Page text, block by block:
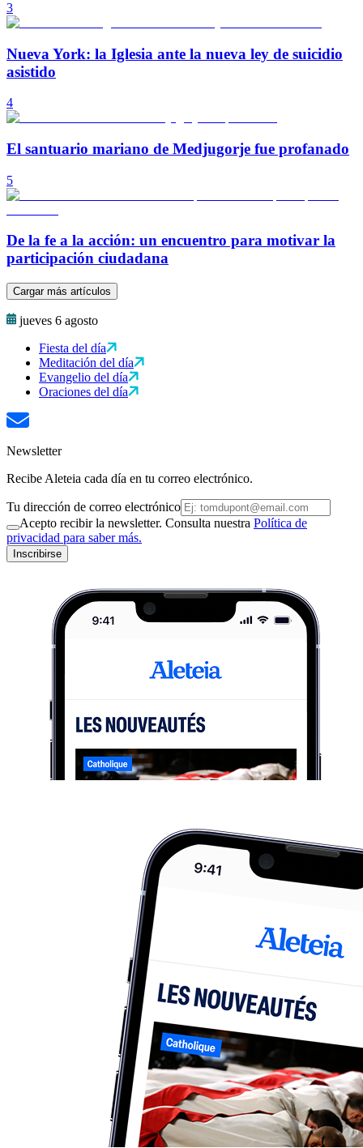
3
Nueva York: la Iglesia ante la nueva ley de suicidio
asistido
4
El santuario mariano de Medjugorje fue profanado
5
De la fe a la acción: un encuentro para motivar la
participación ciudadana
Cargar más artículos
jueves 6 agosto
Fiesta del día
Meditación del día
Evangelio del día
Oraciones del día
Newsletter
Recibe Aleteia cada día en tu correo electrónico.
Tu dirección de correo electrónico
Acepto recibir la newsletter. Consulta nuestra Política de
privacidad para saber más.
Inscribirse